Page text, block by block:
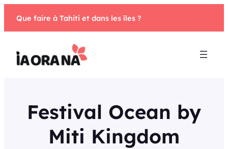
Que faire à Tahiti et dans les îles ?
Festival Ocean by
Miti Kingdom